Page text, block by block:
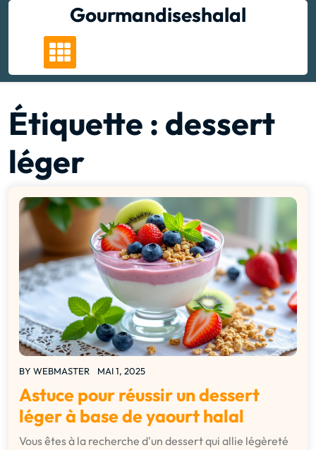
Gourmandiseshalal
Étiquette : dessert
léger
BY WEBMASTER MAI 1, 2025
Astuce pour réussir un dessert
léger à base de yaourt halal
Vous êtes à la recherche d'un dessert qui allie légèreté